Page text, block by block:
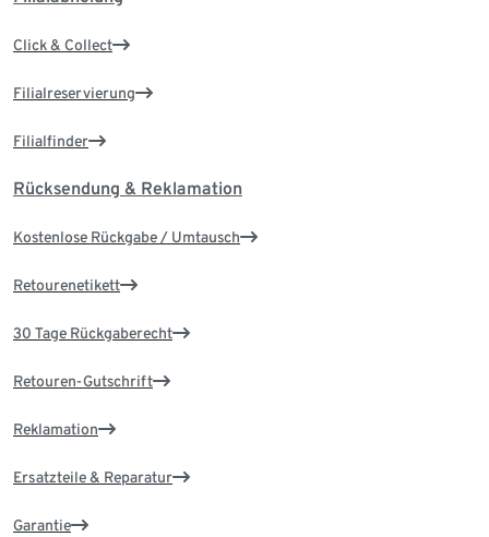
Click & Collect
Filialreservierung
Filialfinder
Rücksendung & Reklamation
Kostenlose Rückgabe / Umtausch
Retourenetikett
30 Tage Rückgaberecht
Retouren-Gutschrift
Reklamation
Ersatzteile & Reparatur
Garantie